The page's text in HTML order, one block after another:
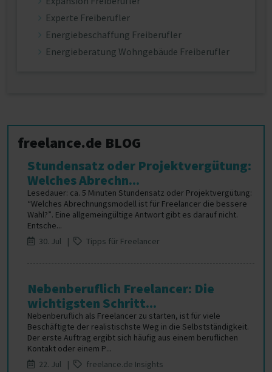
Experte Freiberufler
Energiebeschaffung Freiberufler
Energieberatung Wohngebäude Freiberufler
freelance.de BLOG
Stundensatz oder Projektvergütung:
Welches Abrechn...
Lesedauer: ca. 5 Minuten Stundensatz oder Projektvergütung:
“Welches Abrechnungsmodell ist für Freelancer die bessere
Wahl?”. Eine allgemeingültige Antwort gibt es darauf nicht.
Entsche...
30. Jul |
Tipps für Freelancer
Nebenberuflich Freelancer: Die
wichtigsten Schritt...
Nebenberuflich als Freelancer zu starten, ist für viele
Beschäftigte der realistischste Weg in die Selbstständigkeit.
Der erste Auftrag ergibt sich häufig aus einem beruflichen
Kontakt oder einem P...
22. Jul |
freelance.de Insights